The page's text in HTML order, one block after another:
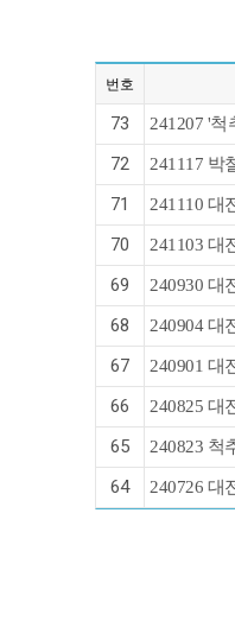
번호
73 241207 '
72 241117 박
71 241110 대
70 241103 대
69 240930 대
68 240904 대
67 240901 대
66 240825 대
65 240823 척
64 240726 대